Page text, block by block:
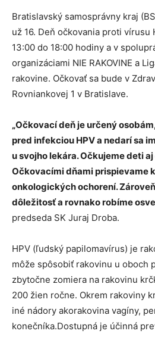
Bratislavský samosprávny kraj
už 16. Deň očkovania proti vírusu
13:00 do 18:00 hodiny a v
organizáciami NIE RAKOVINE a
rakovine. Očkovať sa bude v
Rovniankovej 1 v Bratislave.
„Očkovací deň je určený
pred infekciou HPV a nedarí sa
u svojho lekára. Očkujeme deti
Očkovacími dňami prispievame
onkologických ochorení.
dôležitosť a rovnako robíme
predseda SK Juraj Droba.
HPV (ľudský papilomavírus) je
môže spôsobiť rakovinu u oboch
zbytočne zomiera na rakovinu
200 žien ročne. Okrem rakoviny
iné nádory akorakovina vagíny,
konečníka.Dostupná je účinná